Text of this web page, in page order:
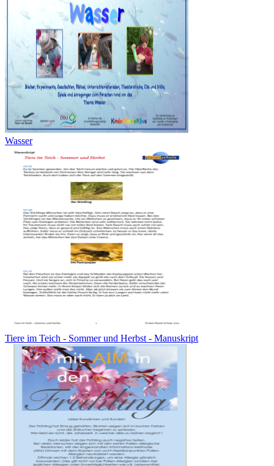
Wasser
Tiere im Teich - Sommer und Herbst - Manuskript